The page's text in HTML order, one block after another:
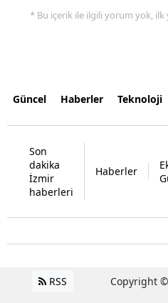
* Bu içerik ile ilgili yorum yok, ilk
Güncel Haberler Teknoloji
Son
dakika
İzmir
haberleri
Haberler
RSS Copyright ©